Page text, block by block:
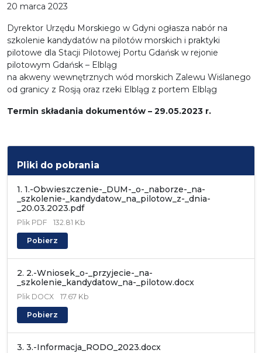
20 marca 2023
Dyrektor Urzędu Morskiego w Gdyni ogłasza nabór na
szkolenie kandydatów na pilotów morskich i praktyki
pilotowe dla Stacji Pilotowej Portu Gdańsk w rejonie
pilotowym Gdańsk – Elbląg
na akweny wewnętrznych wód morskich Zalewu Wiślanego
od granicy z Rosją oraz rzeki Elbląg z portem Elbląg
Termin składania dokumentów – 29.05.2023 r.
Pliki do pobrania
1. 1.-Obwieszczenie-_DUM-_o-_naborze-_na-
_szkolenie-_kandydatow_na_pilotow_z-_dnia-
_20.03.2023.pdf
Plik PDF 132.81 Kb
Pobierz
2. 2.-Wniosek_o-_przyjecie-_na-
_szkolenie_kandydatow_na-_pilotow.docx
Plik DOCX 17.67 Kb
Pobierz
3. 3.-Informacja_RODO_2023.docx